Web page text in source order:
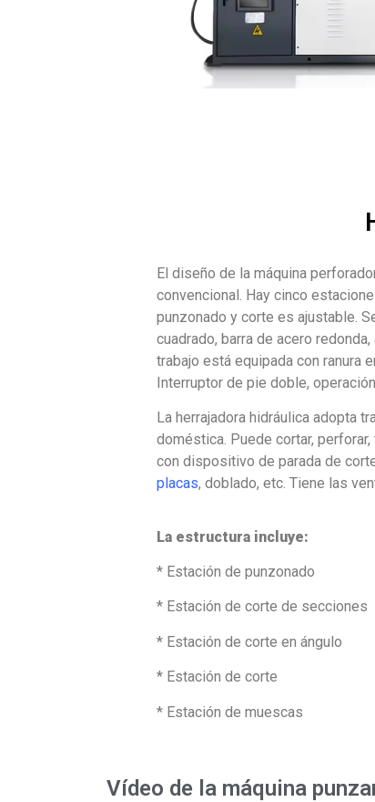
El diseño de la máquina
convencional. Hay cinco
punzonado y corte es ajustable.
cuadrado, barra de acero
trabajo está equipada con ranura
Interruptor de pie doble,
La herrajadora hidráulica adopta
doméstica. Puede cortar,
con dispositivo de parada de
placas, doblado, etc. Tiene las
La estructura incluye:
* Estación de punzonado
* Estación de corte de secciones
* Estación de corte en ángulo
* Estación de corte
* Estación de muescas
Vídeo de la máquina